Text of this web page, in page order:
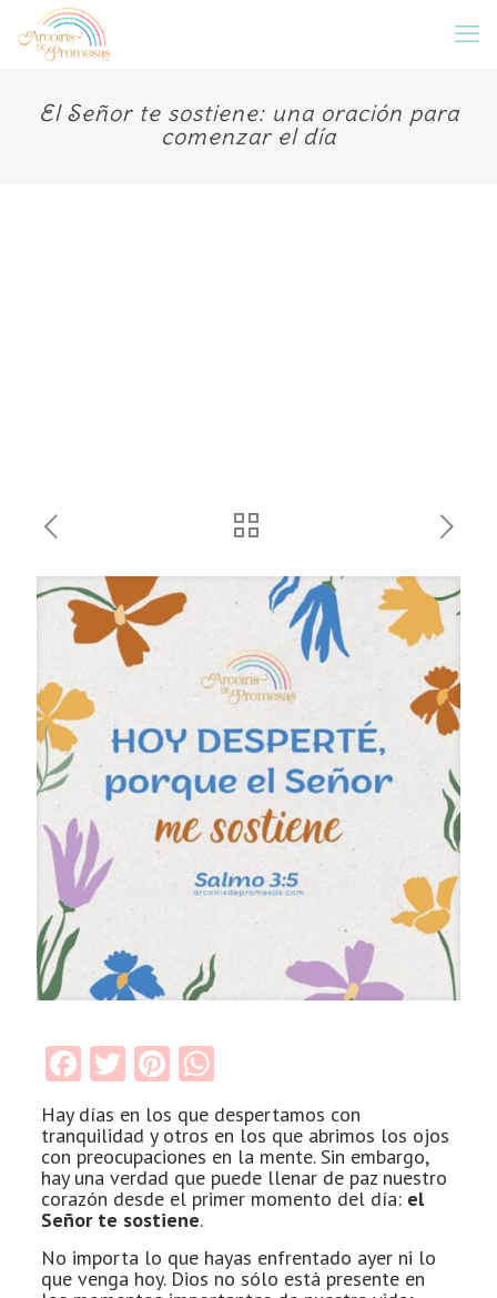
El Señor te sostiene: una oración para
comenzar el día
Facebook
TwitterPinterest
WhatsApp
Hay días en los que despertamos con
tranquilidad y otros en los que abrimos los ojos
con preocupaciones en la mente. Sin embargo,
hay una verdad que puede llenar de paz nuestro
corazón desde el primer momento del día: el
Señor te sostiene.
No importa lo que hayas enfrentado ayer ni lo
que venga hoy. Dios no sólo está presente en